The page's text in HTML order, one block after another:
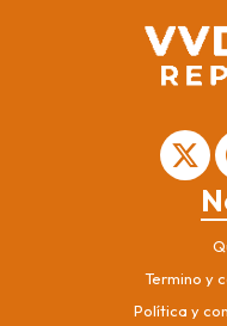
Termino y
Política y